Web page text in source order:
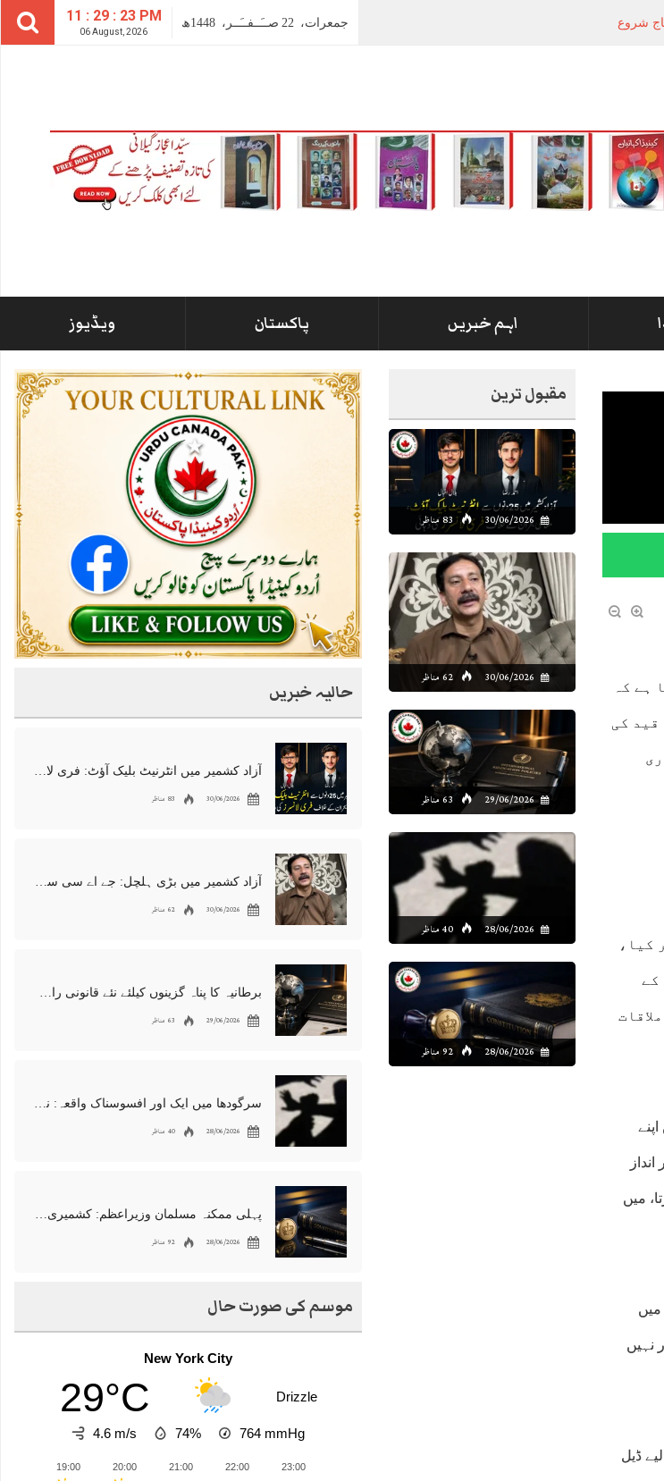
11 : 29 : 25 PM
06 August, 2026
جمعرات، 22 صــَــفــَــر، 1448ھ
اہم خبریں پاکستان ویڈیوز
مقبول ترین
30/06/2026 83 مناظر
30/06/2026 62 مناظر
29/06/2026 63 مناظر
28/06/2026 40 مناظر
28/06/2026 92 مناظر
ہے کہ
قید کی
کیا،
کے
میں
میں
نہیں
ڈیل
حالیہ خبریں
آزاد کشمیر میں انٹرنیٹ بلیک آؤٹ: فری لانسرز کا معاشی قتل، احتجاج شروع
30/06/2026 83 مناظر
آزاد کشمیر میں بڑی ہلچل: جے اے سی سربراہ شوکت نواز میر کی گرفتاری، دھرنا جاری
30/06/2026 62 مناظر
برطانیہ کا پناہ گزینوں کیلئے نئے قانونی راستوں اور اسپانسر شپ نظام کا اعلان
29/06/2026 63 مناظر
سرگودھا میں ایک اور افسوسناک واقعہ: نوعمر لڑکے سے مبینہ زیادتی، مقدمہ درج
28/06/2026 40 مناظر
پہلی ممکنہ مسلمان وزیراعظم: کشمیری نژاد شبانہ محمود برطانیہ میں مقبول
28/06/2026 92 مناظر
موسم کی صورت حال
New York City
29°C Drizzle
4.6 m/s 74% 764 mmHg
19:00 20:00 21:00 22:00 23:00